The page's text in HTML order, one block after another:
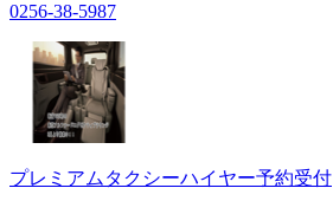
0256-38-5987
プレミアムタクシーハイヤー予約受付